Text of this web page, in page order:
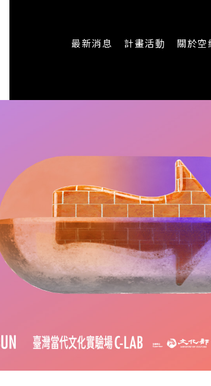
最新消息
即時新聞
計畫活動
主題計畫
關於空
組織架
場地申
加入我